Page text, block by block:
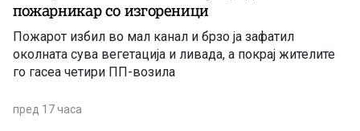
пожарникар со изгореници
Пожарот избил во мал канал и брзо ја зафатил
околната сува вегетација и ливада, а покрај жителите
го гасеа четири ПП-возила
пред 17 часа